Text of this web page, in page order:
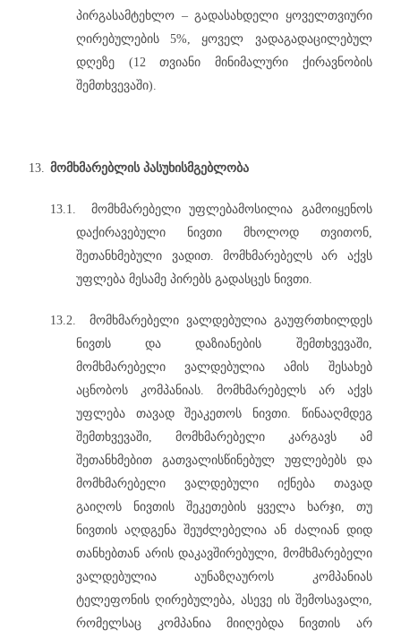
პირგასამტეხლო – გადასახდელი ყოველთვიური
ღირებულების 5%, ყოველ ვადაგადაცილებულ
დღეზე (12 თვიანი მინიმალური ქირავნობის
შემთხვევაში).
13. მომხმარებლის პასუხისმგებლობა
13.1.
მომხმარებელი უფლებამოსილია გამოიყენოს
დაქირავებული ნივთი მხოლოდ თვითონ,
შეთანხმებული ვადით. მომხმარებელს არ აქვს
უფლება მესამე პირებს გადასცეს ნივთი.
13.2.
მომხმარებელი ვალდებულია გაუფრთხილდეს
ნივთს და დაზიანების შემთხვევაში,
მომხმარებელი ვალდებულია ამის შესახებ
აცნობოს კომპანიას. მომხმარებელს არ აქვს
უფლება თავად შეაკეთოს ნივთი. წინააღმდეგ
შემთხვევაში, მომხმარებელი კარგავს ამ
შეთანხმებით გათვალისწინებულ უფლებებს და
მომხმარებელი ვალდებული იქნება თავად
გაიღოს ნივთის შეკეთების ყველა ხარჯი, თუ
ნივთის აღდგენა შეუძლებელია ან ძალიან დიდ
თანხებთან არის დაკავშირებული, მომხმარებელი
ვალდებულია აუნაზღაუროს კომპანიას
ტელეფონის ღირებულება, ასევე ის შემოსავალი,
რომელსაც კომპანია მიიღებდა ნივთის არ